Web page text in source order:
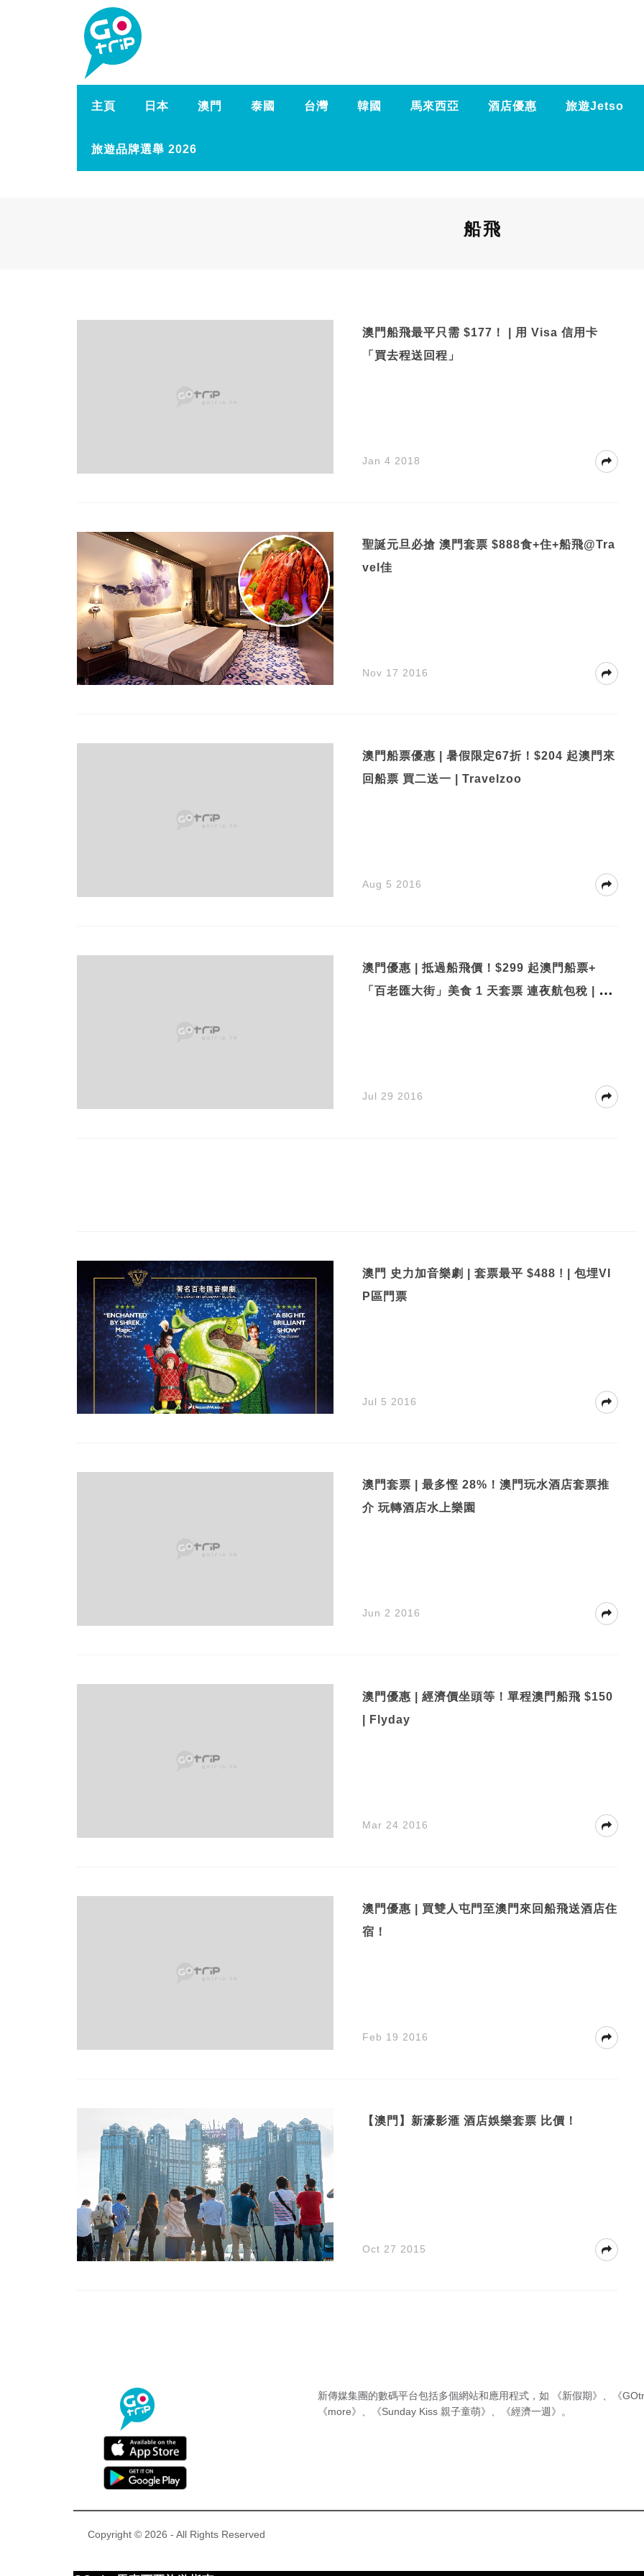
主頁 日本 澳門 泰國 台灣 韓國 馬來西亞 酒店優惠 旅遊Jetso
旅遊品牌選舉 2026
船飛
澳門船飛最平只需 $177！ | 用 Visa 信用卡
「買去程送回程」
Jan 4 2018
聖誕元旦必搶 澳門套票 $888食+住+船飛@Tra
vel佳
Nov 17 2016
澳門船票優惠 | 暑假限定67折！$204 起澳門來
回船票 買二送一 | Travelzoo
Aug 5 2016
澳門優惠 | 抵過船飛價！$299 起澳門船票+
「百老匯大街」美食 1 天套票 連夜航包稅 | Tra
Jul 29 2016
澳門 史力加音樂劇 | 套票最平 $488 ! | 包埋VI
P區門票
Jul 5 2016
澳門套票 | 最多慳 28%！澳門玩水酒店套票推
介 玩轉酒店水上樂園
Jun 2 2016
澳門優惠 | 經濟價坐頭等！單程澳門船飛 $150
| Flyday
Mar 24 2016
澳門優惠 | 買雙人屯門至澳門來回船飛送酒店住
宿！
Feb 19 2016
【澳門】新濠影滙 酒店娛樂套票 比價！
Oct 27 2015
新傳媒集團的數碼平台包括多個網站和應用程式，如 《新假期》
《
《more》
《Sunday Kiss 親子童萌》 《經濟一週》 。
Copyright © 2026 - All Rights Reserved